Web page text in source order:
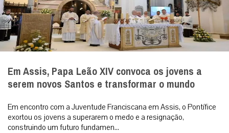
Em Assis, Papa Leão XIV convoca os jovens a
serem novos Santos e transformar o mundo
Em encontro com a Juventude Franciscana em Assis, o Pontífice
exortou os jovens a superarem o medo e a resignação,
construindo um futuro fundamen...